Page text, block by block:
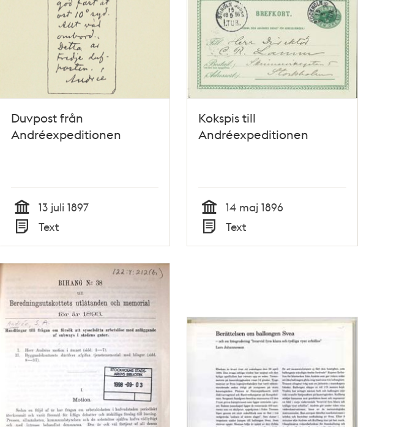
Duvpost från
Andréexpeditionen
Tid
13 juli 1897
Typ
Text
Kokspis till
Andréexpeditionen
Tid
14 maj 1896
Typ
Text